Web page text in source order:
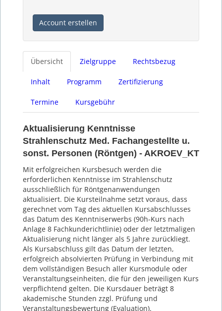
Account erstellen
Übersicht Zielgruppe Rechtsbezug
Inhalt Programm Zertifizierung
Termine Kursgebühr
Aktualisierung Kenntnisse
Strahlenschutz Med. Fachangestellte u.
sonst. Personen (Röntgen) - AKROEV_KT
Mit erfolgreichen Kursbesuch werden die
erforderlichen Kenntnisse im Strahlenschutz
ausschließlich für Röntgenanwendungen
aktualisiert. Die Kursteilnahme setzt voraus, dass
gerechnet vom Tag des aktuellen Kursabschlusses
das Datum des Kenntniserwerbs (90h-Kurs nach
Anlage 8 Fachkunderichtlinie) oder der letztmaligen
Aktualisierung nicht länger als 5 Jahre zurückliegt.
Als Kursabschluss gilt das Datum der letzten,
erfolgreich absolvierten Prüfung in Verbindung mit
dem vollständigen Besuch aller Kursmodule oder
Veranstaltungseinheiten, die für den jeweiligen Kurs
verpflichtend gelten. Die Kursdauer beträgt 8
akademische Stunden zzgl. Prüfung und
Veranstaltungsbewertung (Evaluation).